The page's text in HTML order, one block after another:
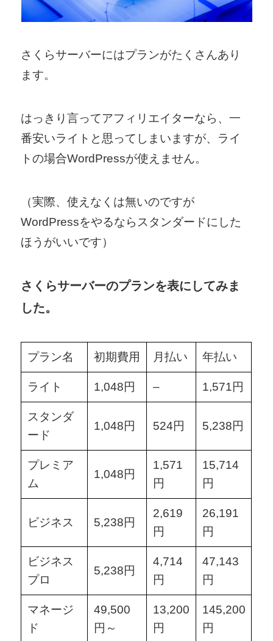
さくらサーバーにはプランがたくさんあり
ます。
はっきり言ってアフィリエイターなら、一
番安いライトと思ってしまいますが、ライ
トの場合WordPressが使えません。
（実際、使えなくは無いのですが
WordPressをやるならスタンダードにした
ほうがいいです）
さくらサーバーのプランを表にしてみま
した。
プラン名 初期費用 月払い 年払い
ライト 1,048円 – 1,571円
スタンダ
ード
1,048円 524円 5,238円
プレミア
ム
1,048円
1,571
円
15,714
円
ビジネス 5,238円
2,619
円
26,191
円
ビジネス
プロ
5,238円
4,714
円
47,143
円
マネージ
ド
49,500
円～
13,200
円
145,200
円